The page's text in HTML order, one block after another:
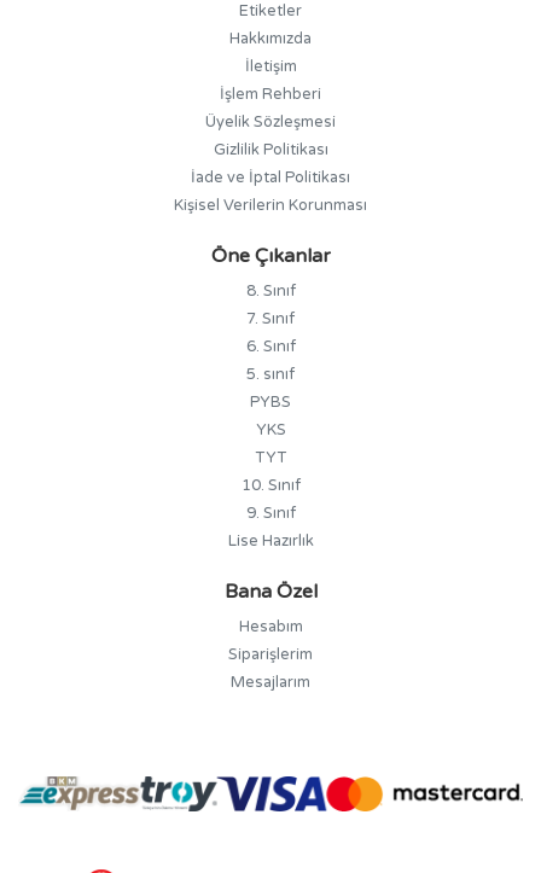
Etiketler
Hakkımızda
İletişim
İşlem Rehberi
Üyelik Sözleşmesi
Gizlilik Politikası
İade ve İptal Politikası
Kişisel Verilerin Korunması
Öne Çıkanlar
8. Sınıf
7. Sınıf
6. Sınıf
5. sınıf
PYBS
YKS
TYT
10. Sınıf
9. Sınıf
Lise Hazırlık
Bana Özel
Hesabım
Siparişlerim
Mesajlarım